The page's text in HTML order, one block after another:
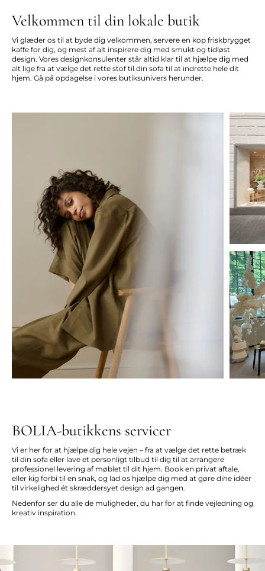
Velkommen til din lokale butik
Vi glæder os til at byde dig velkommen, servere en kop friskbrygget
kaffe for dig, og mest af alt inspirere dig med smukt og tidløst
design. Vores designkonsulenter står altid klar til at hjælpe dig med
alt lige fra at vælge det rette stof til din sofa til at indrette hele dit
hjem. Gå på opdagelse i vores butiksunivers herunder.
BOLIA-butikkens servicer
Vi er her for at hjælpe dig hele vejen – fra at vælge det rette betræk
til din sofa eller lave et personligt tilbud til dig til at arrangere
professionel levering af møblet til dit hjem. Book en privat aftale,
eller kig forbi til en snak, og lad os hjælpe dig med at gøre dine idéer
til virkelighed ét skræddersyet design ad gangen.
Nedenfor ser du alle de muligheder, du har for at finde vejledning og
kreativ inspiration.